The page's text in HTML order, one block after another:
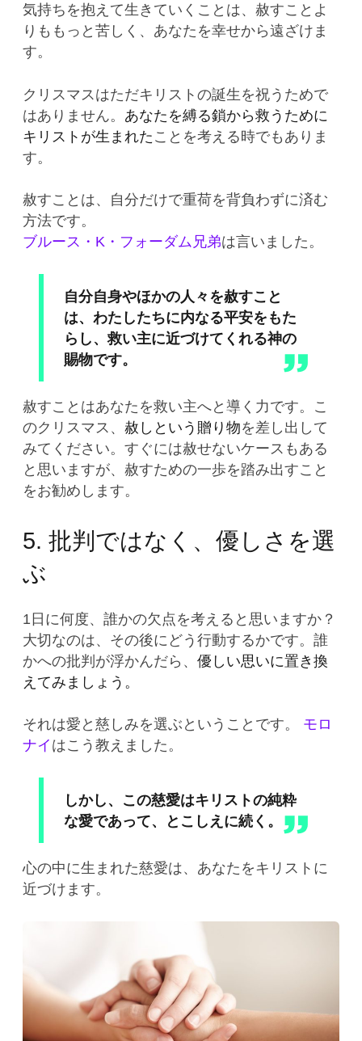
気持ちを抱えて生きていくことは、赦すことよ
りももっと苦しく、あなたを幸せから遠ざけま
す。
クリスマスはただキリストの誕生を祝うためで
はありません。 あなたを縛る鎖から救うために
キリストが生まれた ことを考える時でもありま
す。
赦すことは、自分だけで重荷を背負わずに済む
方法です。
ブルース・K・フォーダム兄弟は言いました。
自分自身やほかの人々を赦すこと
は、わたしたちに内なる平安をもた
らし、救い主に近づけてくれる神の
賜物です。
赦すことはあなたを救い主へと導く力です。こ
のクリスマス、 赦しという贈り物を差し出して
みてください。すぐには赦せないケースもある
と思いますが、赦すための一歩を踏み出すこと
をお勧めします。
5. 批判ではなく、優しさを選
ぶ
1日に何度、誰かの欠点を考えると思いますか？
大切なのは、その後にどう行動するかです。誰
かへの批判が浮かんだら、 優しい思いに置き換
えてみましょう。
それは愛と慈しみを選ぶということです。 モロ
ナイ はこう教えました。
しかし、この慈愛はキリストの純粋
な愛であって、とこしえに続く。
心の中に生まれた慈愛は、あなたをキリストに
近づけます。